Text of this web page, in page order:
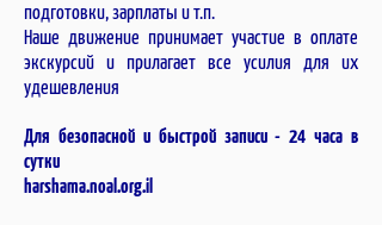
подготовки, зарплаты и т.п.
Наше движение принимает участие в оплате
экскурсий и прилагает все усилия для их
удешевления
Для безопасной и быстрой записи - 24 часа в
сутки
harshama.noal.org.il